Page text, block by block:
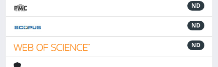
ND
ND
ND